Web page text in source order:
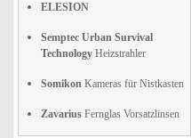
ELESION
Semptec Urban Survival
Technology Heizstrahler
Somikon Kameras für Nistkasten
Zavarius Fernglas Vorsatzlinsen